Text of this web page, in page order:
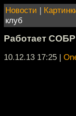
Новости |
клуб
Работает СОБР
10.12.13 17:25 |